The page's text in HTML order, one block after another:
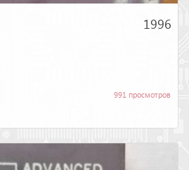
1996
991 просмотров